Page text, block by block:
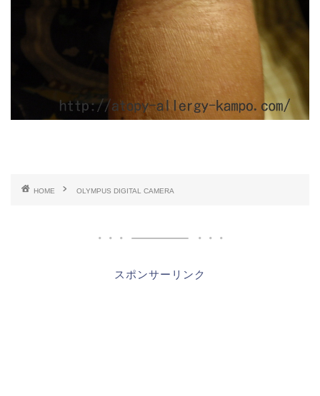
HOME OLYMPUS DIGITAL CAMERA
スポンサーリンク